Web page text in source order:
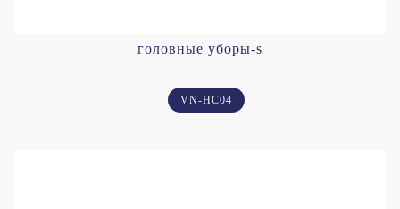
головные уборы-s
VN-HC04